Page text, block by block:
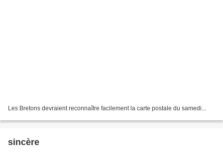
Les Bretons devraient reconnaître facilement la carte postale du samedi...
sincère